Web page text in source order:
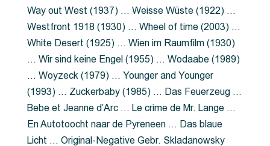
Way out West (1937) … Weisse Wüste (1922) …
Westfront 1918 (1930) … Wheel of time (2003) …
White Desert (1925) … Wien im Raumfilm (1930)
… Wir sind keine Engel (1955) … Wodaabe (1989)
… Woyzeck (1979) … Younger and Younger
(1993) … Zuckerbaby (1985) … Das Feuerzeug …
Bebe et Jeanne d’Arc … Le crime de Mr. Lange …
En Autotoocht naar de Pyreneen … Das blaue
Licht … Original-Negative Gebr. Skladanowsky